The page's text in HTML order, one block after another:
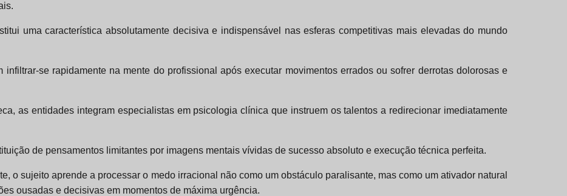
uma característica absolutamente decisiva e indispensável nas esferas competitivas mais elevadas do mundo
se rapidamente na mente do profissional após executar movimentos errados ou sofrer derrotas dolorosas e
as entidades integram especialistas em psicologia clínica que instruem os talentos a redirecionar imediatamente
de pensamentos limitantes por imagens mentais vívidas de sucesso absoluto e execução técnica perfeita.
o sujeito aprende a processar o medo irracional não como um obstáculo paralisante, mas como um ativador natural
ousadas e decisivas em momentos de máxima urgência.